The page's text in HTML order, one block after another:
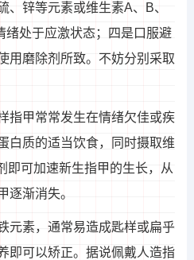
、锌等元素或维生素A、B、
绪处于应激状态；四是口服避
用磨除剂所致。不妨分别采取
指甲常常发生在情绪欠佳或疾
白质的适当饮食，同时摄取维
即可加速新生指甲的生长，从
逐渐消失。
元素，通常易造成匙样或扁乎
即可以矫正。据说佩戴人造指